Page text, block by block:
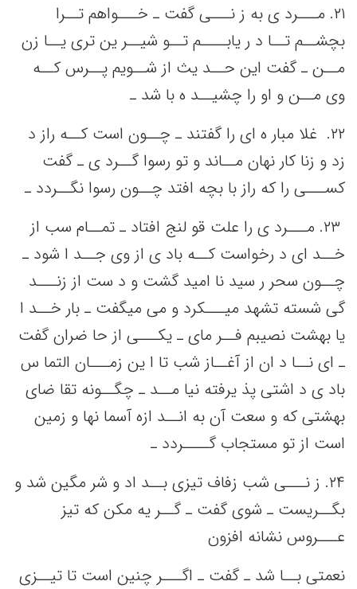
٢١. مـــرد ی به‌ ز نـــی‌ گفت‌ ـ خـــواهم‌ تــرا
بچشــم‌ تــا د ر یابــــم‌ تــو شیــر ین‌ تری یــا زن
مــن‌ ـ گفت‌ این‌ حــد یث‌ از شــویم‌ پــرس کــه‌
وی مــن‌ و او را چشیــد ه با شد ـ
٢٢. ‌ غلا مبار ه ای را گفتند ـ چــون است‌ کــه‌ راز د
زد و زنا کار نهان مــاند و تو رسوا گــرد ی ـ گفت‌
کســـی‌ را که‌ راز با بچه‌ افتد چــون رسوا نگــردد ـ
٢٣. ‌مـــرد ی را علت‌ قو لنج‌ افتاد ـ تمــام سب‌ از
خــد ای د رخواست‌ کــه‌ باد ی از وی جــد ا شود ـ
چــون سحر ر سید نا امید گشت‌ و د ست‌ از زنـــد
گی‌ شسته‌ تشهد میـــکرد و می‌ میگفت‌ ـ بار خــد ا
یا بهشت‌ نصیبم‌ فــر مای ـ یکـــی‌ از حا ضران گفت‌
ـ ای نــا د ان از آغــاز شب‌ تا ا ین‌ زمـــان التما س
باد ی د اشتی‌ پذ یرفته‌ نیا مــد ـ چگــونه‌ تقا ضای
بهشتی‌ که‌ و سعت‌ آن به‌ انــد ازه آسما نها و زمین‌
است‌ از تو مستجاب گــــردد ـ
٢۴. ز نـــی‌ شب‌ زفاف تیزی بــد اد و شر مگین‌ شد و
بگــریست‌ ـ شوی گفت‌ ـ گــر یه‌ مکن‌ که‌ تیز
عـــروس نشانه‌ افزون
نعمتی‌ بــا شد ـ گفت‌ ـ اگـــر چنین‌ است‌ تا تیــزی